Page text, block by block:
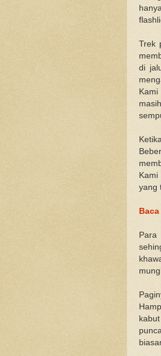
Trek
di
yang